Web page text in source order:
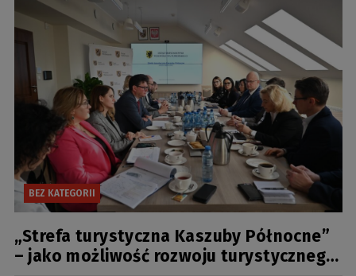
BEZ KATEGORII
„Strefa turystyczna Kaszuby Północne”
– jako możliwość rozwoju turystycznego